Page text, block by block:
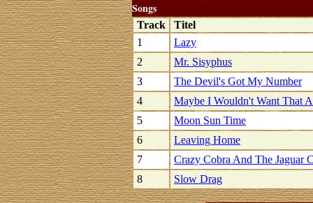
Songs
Track
Titel
1
Lazy
2
Mr. Sisyphus
3
The Devil's Got My Number
4
Maybe I Wouldn't Want That
5
Moon Sun Time
6
Leaving Home
7
Crazy Cobra And The Jaguar
8
Slow Drag